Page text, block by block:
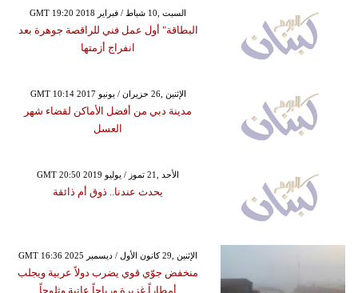
GMT 19:20 2018 السبت ,10 شباط / فبراير
البطاقة" أول عمل فني للراقصة جوهرة بعد
انفراج أزمتها
GMT 10:14 2017 الإثنين ,26 حزيران / يونيو
مدينة دبي من أفضل الأماكن لقضاء شهر
العسل
GMT 20:50 2019 الأحد ,21 تموز / يوليو
يحدث عندنا.. ذوق أم ذائقة
GMT 16:36 2025 الإثنين ,29 كانون الأول / ديسمبر
منخفض جوّي قوي يضرب دولاً عربية ويجلب
أمطاراً غزيرة ورياحاً عاتية وثلوجاً